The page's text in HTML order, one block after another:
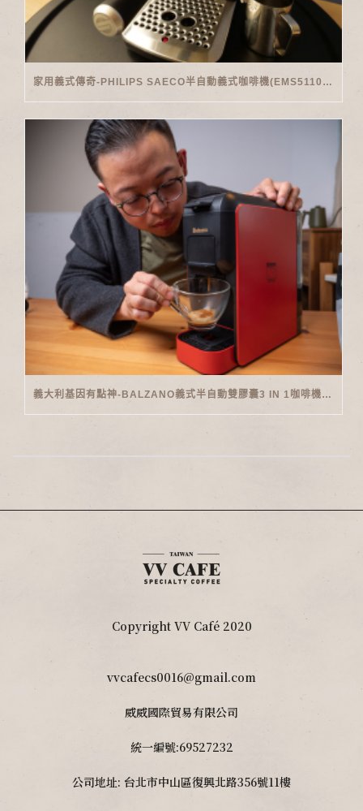
家用義式傳奇-PHILIPS SAECO半自動義式咖啡機(EMS5110)開箱
義大利基因有點神-BALZANO義式半自動雙膠囊3 IN 1咖啡機開箱
Copyright VV Café 2020
vvcafecs0016@gmail.com
威威國際貿易有限公司
統一編號:69527232
公司地址: 台北市中山區復興北路356號11樓